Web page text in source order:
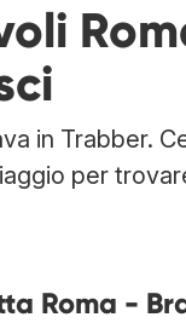
in Trabber.
per
Roma -